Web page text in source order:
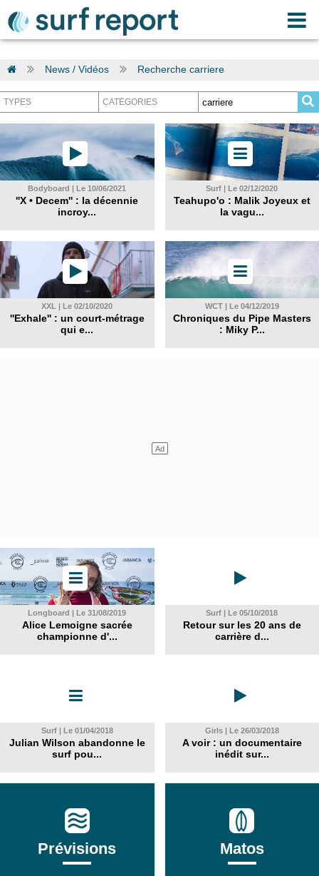
News / Vidéos Recherche carriere
Bodyboard | Le 10/06/2021
''X • Decem'' : la décennie
incroy...
Surf | Le 02/12/2020
Teahupo'o : Malik Joyeux et
la vagu...
XXL | Le 02/10/2020
''Exhale'' : un court-métrage
qui e...
WCT | Le 04/12/2019
Chroniques du Pipe Masters
: Miky P...
Longboard | Le 31/08/2019
Alice Lemoigne sacrée
championne d'...
Surf | Le 05/10/2018
Retour sur les 20 ans de
carrière d...
Surf | Le 01/04/2018
Julian Wilson abandonne le
surf pou...
Girls | Le 26/03/2018
A voir : un documentaire
inédit sur...
Prévisions Matos